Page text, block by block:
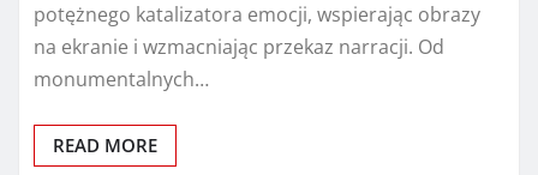
potężnego katalizatora emocji, wspierając obrazy
na ekranie i wzmacniając przekaz narracji. Od
monumentalnych…
READ MORE